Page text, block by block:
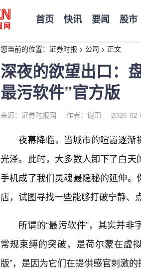
首页 快讯 要闻 股市
您当前的位置： 证券时报 > 公司 > 正文
深夜的欲望出口：
最污软件”官方版
来源：证券时报网 作者：谢田 2026-
夜幕降临，当城市的喧嚣逐
光泽。此时，大多数人卸下了白天
手机成了我们灵魂最隐秘的延伸
店，试图寻找一些能够打破宁静、
所谓的“最污软件”，其实并
常规束缚的突破，是荷尔蒙在虚
版”，是因为它们在提供感官刺激